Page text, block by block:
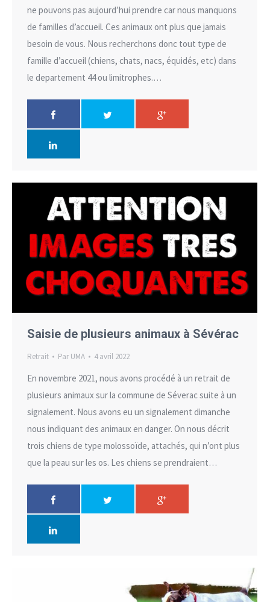
ne pouvons pas aujourd’hui prendre car nous manquons
de familles d’accueil. Ces animaux ont plus que jamais
besoin de vous. Nous recherchons donc tout type de
famille d’accueil (chiens, chats, nacs, équidés, etc) dans
le departement 44 ou limitrophes.…
Saisie de plusieurs animaux à Sévérac
Retrait Par UMA 4 avril 2022
En novembre 2021, nous avons procédé à un retrait de
plusieurs animaux sur la commune de Séverac suite à un
signalement. Nous avons eu un signalement dimanche
nous indiquant des animaux en danger. On nous décrit
trois chiens de type molossoïde, attachés, qui n’ont plus
que la peau sur les os. Les chiens se prendraient…